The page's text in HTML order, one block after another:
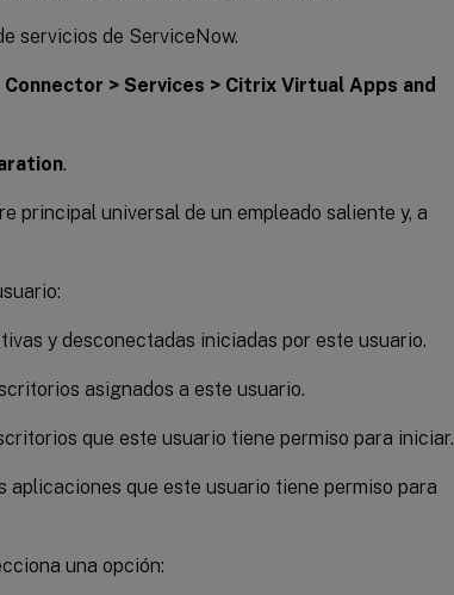
servicios de ServiceNow.
> Services > Citrix Virtual Apps and
.
principal universal de un empleado saliente y, a
y desconectadas iniciadas por este usuario.
asignados a este usuario.
que este usuario tiene permiso para iniciar.
aplicaciones que este usuario tiene permiso para
una opción: